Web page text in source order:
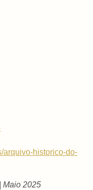
arquivo-historico-do-
Maio 2025